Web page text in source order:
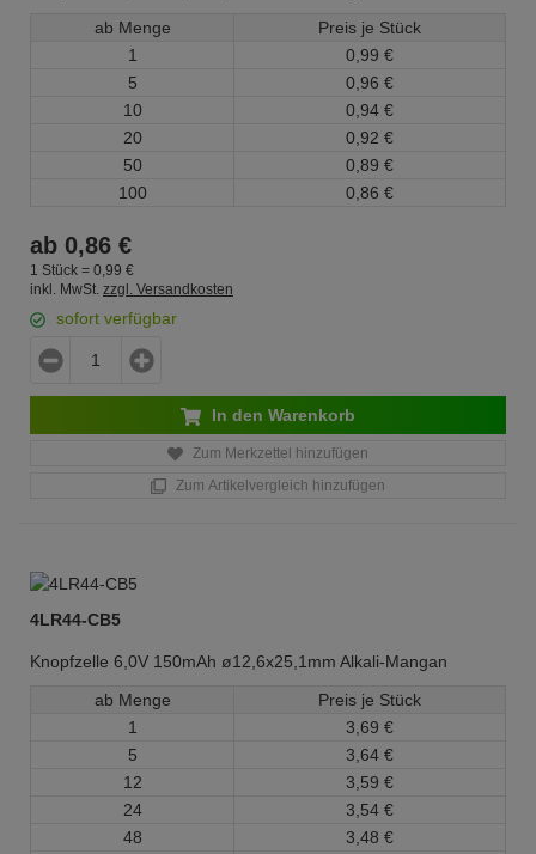
ab Menge
Preis je Stück
1
0, 99 €
5
0, 96 €
10
0, 94 €
20
0, 92 €
50
0, 89 €
100
0, 86 €
ab 0,86 €
1 Stück = 0, 99 €
inkl. MwSt. zzgl. Versandkosten
sofort verfügbar
In den Warenkorb
Zum Merkzettel hinzufügen
Zum Artikelvergleich hinzufügen
4LR44-CB5
Knopfzelle 6,0V 150mAh ø12,6x25,1mm Alkali-Mangan
ab Menge
Preis je Stück
1
3, 69 €
5
3, 64 €
12
3, 59 €
24
3, 54 €
48
3, 48 €